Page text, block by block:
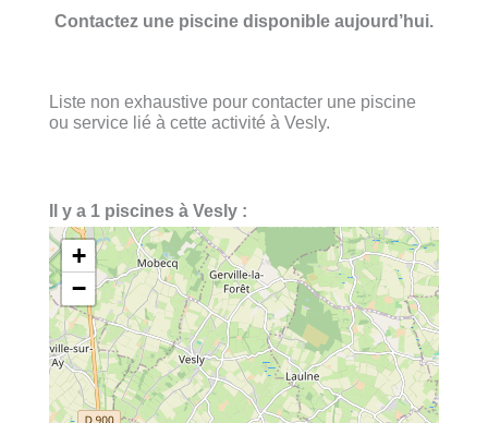
Contactez une piscine disponible aujourd’hui.
Liste non exhaustive pour contacter une piscine
ou service lié à cette activité à Vesly.
Il y a 1 piscines à Vesly :
+
−